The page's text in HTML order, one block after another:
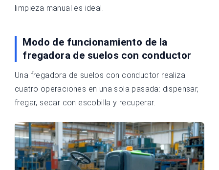
limpieza manual es ideal.
Modo de funcionamiento de la
fregadora de suelos con conductor
Una fregadora de suelos con conductor realiza
cuatro operaciones en una sola pasada: dispensar,
fregar, secar con escobilla y recuperar.